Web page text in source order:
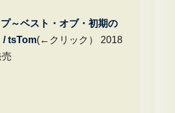
～ベスト・オブ・初期の
/ tsTom(←クリック） 2018